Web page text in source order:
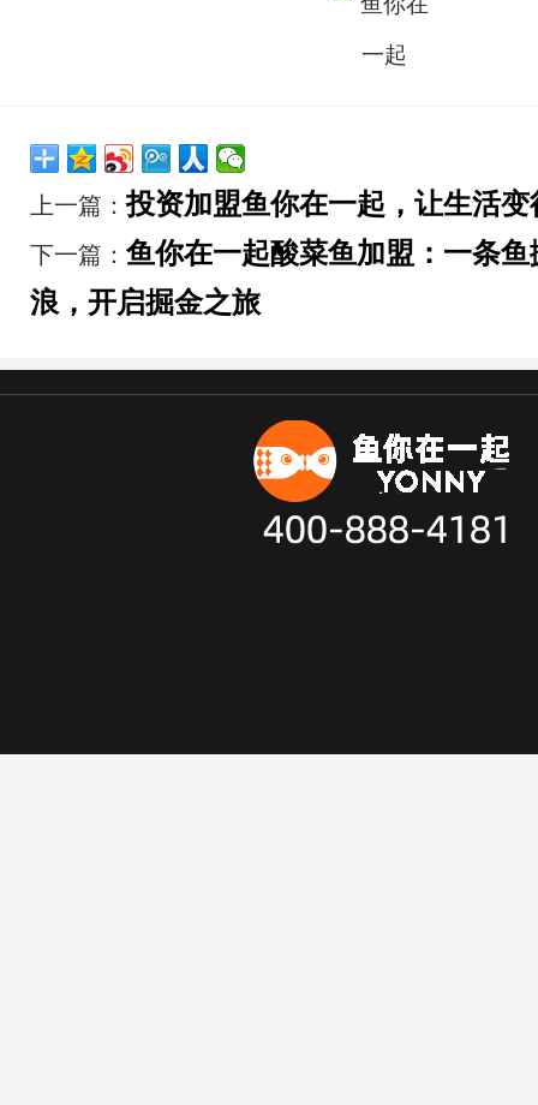
上一篇：投资加盟鱼你在一起，让生活
下一篇： 鱼你在一起酸菜鱼加盟：一条
浪，开启掘金之旅